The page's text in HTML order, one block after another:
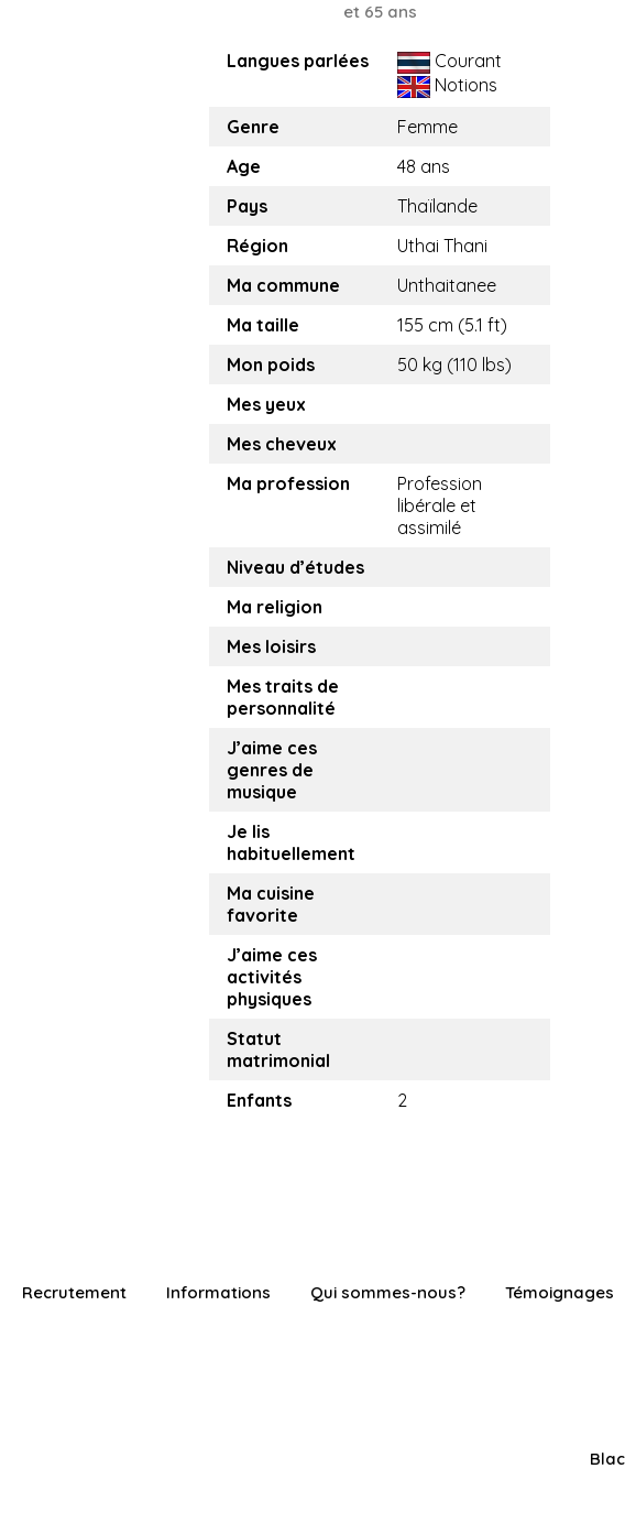
et 65 ans
Langues parlées
Courant
Notions
Genre
Femme
Age
48 ans
Pays
Thaïlande
Région
Uthai Thani
Ma commune
Unthaitanee
Ma taille
155 cm (5.1 ft)
Mon poids
50 kg (110 lbs)
Mes yeux
Mes cheveux
Ma profession
Profession
libérale et
assimilé
Niveau d’études
Ma religion
Mes loisirs
Mes traits de
personnalité
J’aime ces
genres de
musique
Je lis
habituellement
Ma cuisine
favorite
J’aime ces
activités
physiques
Statut
matrimonial
Enfants
2
Recrutement Informations Qui sommes-nous? Témoignages